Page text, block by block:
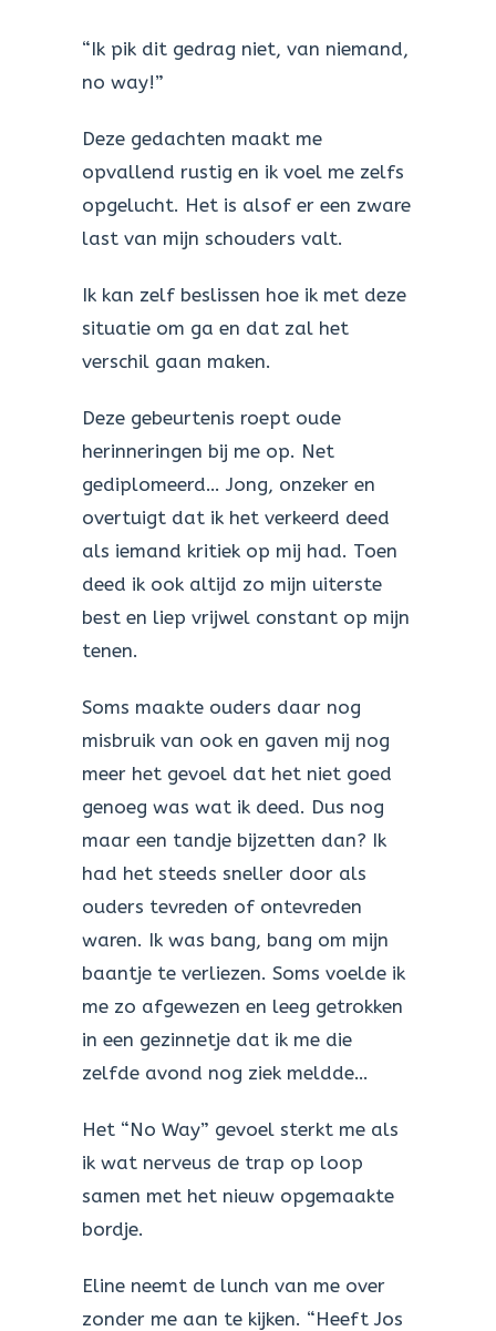
“Ik pik dit gedrag niet, van niemand,
no way!”
Deze gedachten maakt me
opvallend rustig en ik voel me zelfs
opgelucht. Het is alsof er een zware
last van mijn schouders valt.
Ik kan zelf beslissen hoe ik met deze
situatie om ga en dat zal het
verschil gaan maken.
Deze gebeurtenis roept oude
herinneringen bij me op. Net
gediplomeerd… Jong, onzeker en
overtuigt dat ik het verkeerd deed
als iemand kritiek op mij had. Toen
deed ik ook altijd zo mijn uiterste
best en liep vrijwel constant op mijn
tenen.
Soms maakte ouders daar nog
misbruik van ook en gaven mij nog
meer het gevoel dat het niet goed
genoeg was wat ik deed. Dus nog
maar een tandje bijzetten dan? Ik
had het steeds sneller door als
ouders tevreden of ontevreden
waren. Ik was bang, bang om mijn
baantje te verliezen. Soms voelde ik
me zo afgewezen en leeg getrokken
in een gezinnetje dat ik me die
zelfde avond nog ziek meldde…
Het “No Way” gevoel sterkt me als
ik wat nerveus de trap op loop
samen met het nieuw opgemaakte
bordje.
Eline neemt de lunch van me over
zonder me aan te kijken. “Heeft Jos